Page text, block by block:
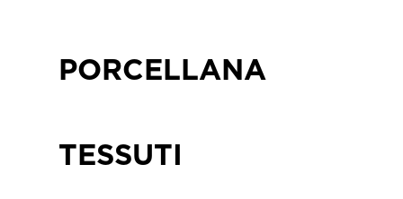
PORCELLANA
TESSUTI